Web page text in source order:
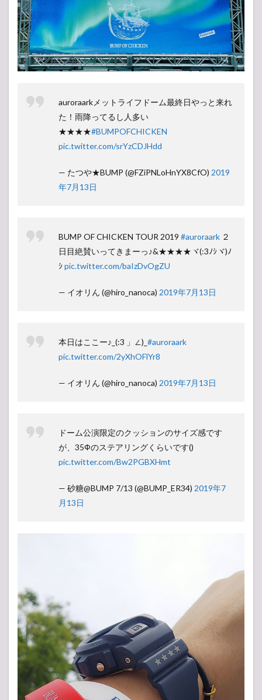
auroraarkメットライフドーム最終日やっと来れ
た！雨降ってるし人多い
★★★★#BUMPOFCHICKEN
pic.twitter.com/srYzCDJHdd
— たつや★BUMP (@FZiPNLoHnYX8CfO) 2019
年7月13日
BUMP OF CHICKEN TOUR 2019 #auroraark ２
日目絶賛いってきまーっ♪&★★★★ヾ(:3ﾉｼヾ)ﾉ
ｼ pic.twitter.com/baIzDvOgZU
— イオリん (@hiro_nanoca) 2019年7月13日
本日はここー♪_(:3 」∠)_ #auroraark
pic.twitter.com/2yXhOFlYr8
— イオリん (@hiro_nanoca) 2019年7月13日
ドーム公演限定のクッションのサイズ感です
が、35Фのステアリングくらいです()
pic.twitter.com/Bw2PGBXHmt
— 砂糖@BUMP 7/13 (@BUMP_ER34) 2019年7
月13日